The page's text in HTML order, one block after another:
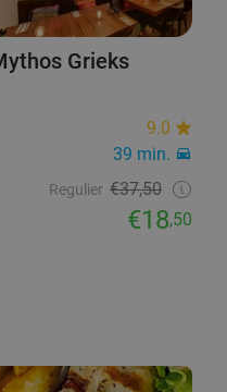
Grieks
9.0
39 min.
Regulier €37,50
€18,50